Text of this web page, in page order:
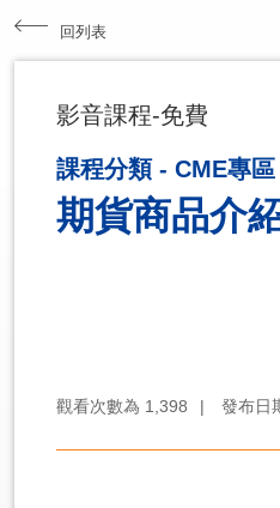
回列表
影音課程-免費
課程分類 - CME專區
期貨商品介
觀看次數為 1,398 | 發布日